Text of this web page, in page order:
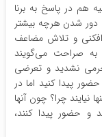
هم در پاسخ به برنا
دور شدن هرچه بیشتر
و تلاش مضاعف
به صراحت می‌گویند
جرمی نشدید و تعرضی
پیدا کنید اما در
نیایند چرا؟ چون آنها
و حضور پیدا کنند،